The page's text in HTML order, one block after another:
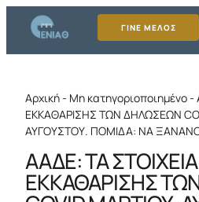
ΓΙΝΕ ΜΕΛΟΣ
Αρχική- Μη κατηγοριοποιημένο-
ΕΚΚΑΘΑΡΙΣΗΣ ΤΩΝ ΔΗΛΩΣΕΩΝ
ΑΥΓΟΥΣΤΟΥ. ΠΟΜΙΔΑ: ΝΑ
ΑΑΔΕ: ΤΑ ΣΤΟΙΧΕΙΑ
ΕΚΚΑΘΑΡΙΣΗΣ